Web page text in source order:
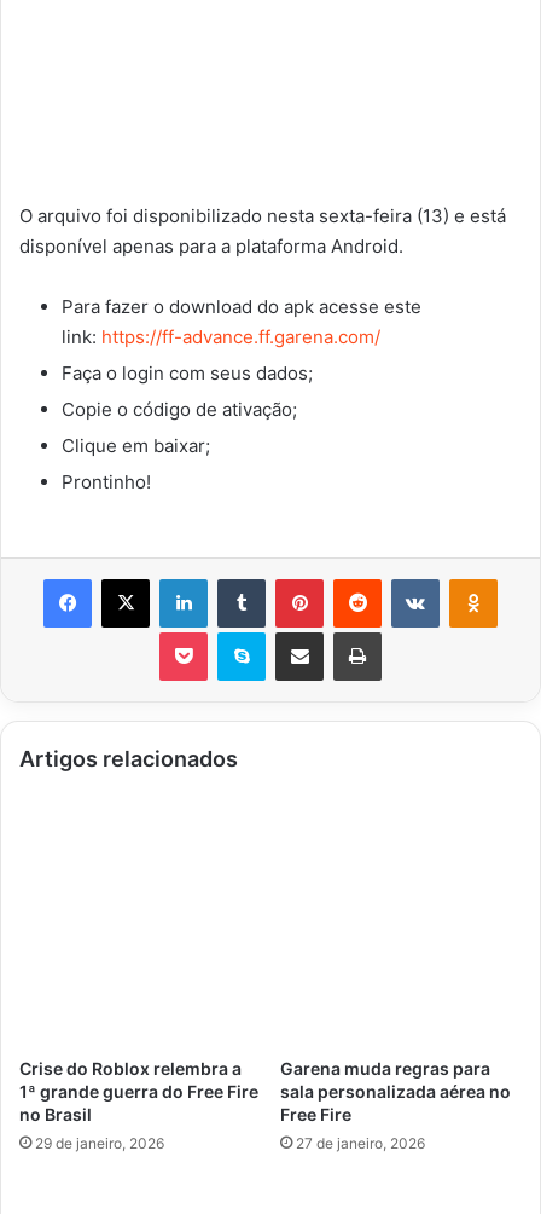
O arquivo foi disponibilizado nesta sexta-feira (13) e está
disponível apenas para a plataforma Android.
Para fazer o download do apk acesse este
link: https://ff-advance.ff.garena.com/
Faça o login com seus dados;
Copie o código de ativação;
Clique em baixar;
Prontinho!
Facebook
X LinkedinTumblr PinterestReddit VK OK
Pocket Skype Compartilhar via e-mail Imprimir
Artigos relacionados
Crise do Roblox relembra a
1ª grande guerra do Free Fire
no Brasil
29 de janeiro, 2026
Garena muda regras para
sala personalizada aérea no
Free Fire
27 de janeiro, 2026